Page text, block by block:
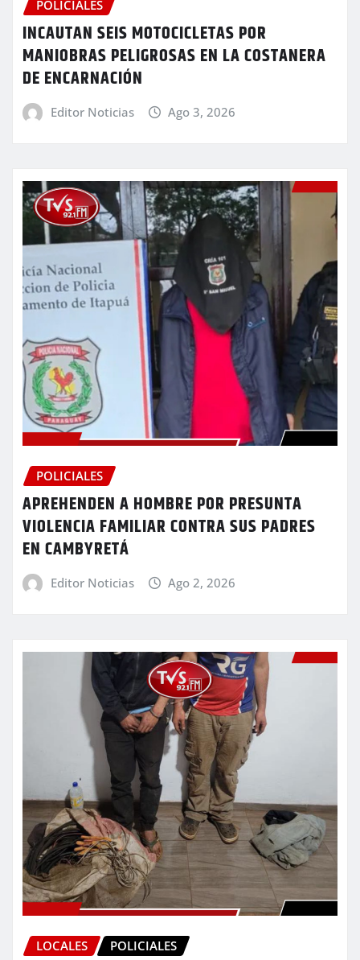
POLICIALES
INCAUTAN SEIS MOTOCICLETAS POR
MANIOBRAS PELIGROSAS EN LA COSTANERA
DE ENCARNACIÓN
Editor Noticias Ago 3, 2026
POLICIALES
APREHENDEN A HOMBRE POR PRESUNTA
VIOLENCIA FAMILIAR CONTRA SUS PADRES
EN CAMBYRETÁ
Editor Noticias Ago 2, 2026
LOCALES POLICIALES